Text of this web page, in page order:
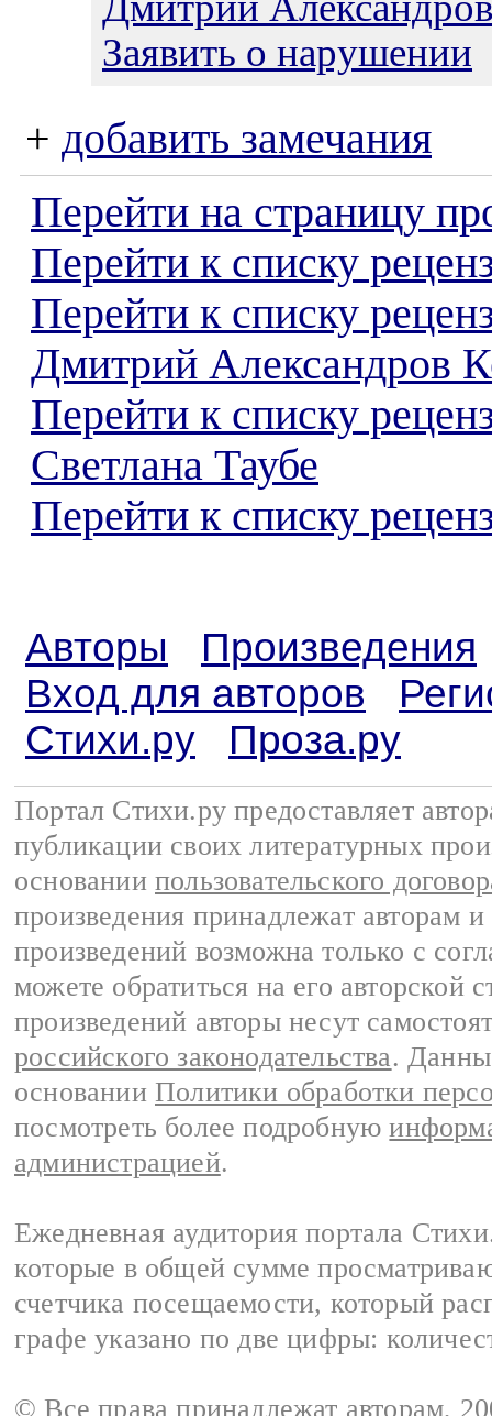
Заявить о нарушении
+ добавить замечания
Перейти на страницу
Перейти к списку
Перейти к списку
Дмитрий Александров
Перейти к списку
Светлана Таубе
Перейти к списку
Авторы
Произведения
Вход для авторов
Стихи.ру
Проза.ру
Портал Стихи.ру предоставляет
публикации своих литературных
основании пользовательского
произведения принадлежат авторам
произведений возможна только с
можете обратиться на его авторской
произведений авторы несут
российского законодательства.
основании Политики обработки
посмотреть более подробную
администрацией.
Ежедневная аудитория портала
которые в общей сумме
счетчика посещаемости, который
графе указано по две цифры:
© Все права принадлежат авторам,